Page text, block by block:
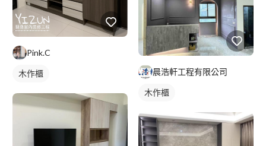
Pink.C
木作櫃 晨浩軒工程有限公司
木作櫃